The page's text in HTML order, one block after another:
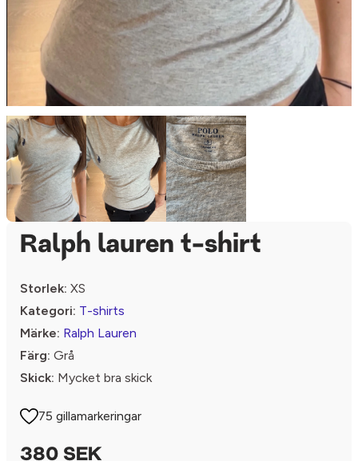
Ralph lauren t-shirt
Storlek: XS
Kategori: T-shirts
Märke: Ralph Lauren
Färg: Grå
Skick: Mycket bra skick
75 gillamarkeringar
380 SEK